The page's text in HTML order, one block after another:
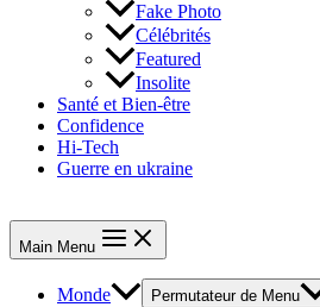
Fake Photo
Célébrités
Featured
Insolite
Santé et Bien-être
Confidence
Hi-Tech
Guerre en ukraine
Main Menu
Monde Permutateur de Menu